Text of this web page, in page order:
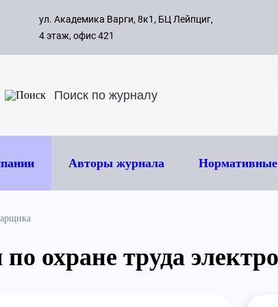
с 09:00
8 495
ул. Академика Варги, 8к1, БЦ Лейпциг,
4 этаж, офис 421
Авторы журнала
охране труда